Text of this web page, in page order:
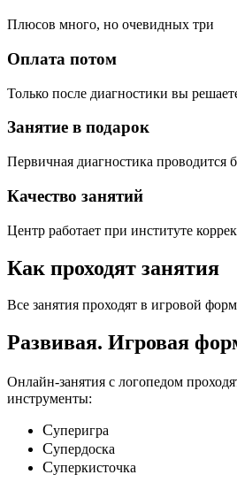
Плюсов много, но очевидных три
Оплата потом
Только после диагностики вы
Занятие в подарок
Первичная диагностика проводится
Качество занятий
Центр работает при институте
Как проходят занятия
Все занятия проходят в игровой
Развивая. Игровая
Онлайн-занятия с логопедом
инструменты:
Cуперигра
Cупердоска
Cуперкисточка